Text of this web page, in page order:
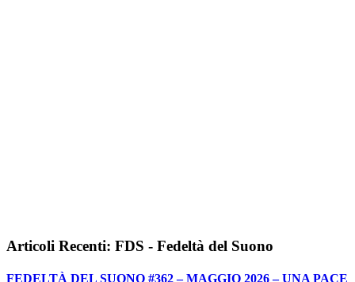
Articoli Recenti: FDS - Fedeltà del Suono
FEDELTÀ DEL SUONO #362 – MAGGIO 2026 – UNA PACE